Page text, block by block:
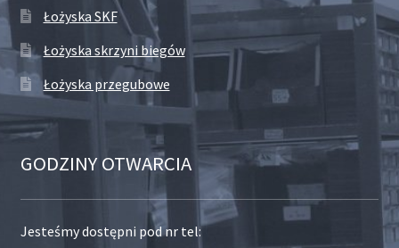
Łożyska SKF
Łożyska skrzyni biegów
Łożyska przegubowe
GODZINY OTWARCIA
Jesteśmy dostępni pod nr tel: